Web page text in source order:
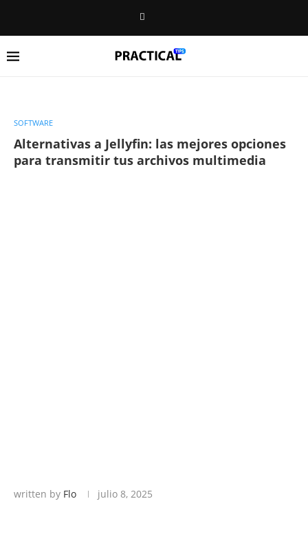
SOFTWARE
Alternativas a Jellyfin: las mejores opciones
para transmitir tus archivos multimedia
written by Flo julio 8, 2025